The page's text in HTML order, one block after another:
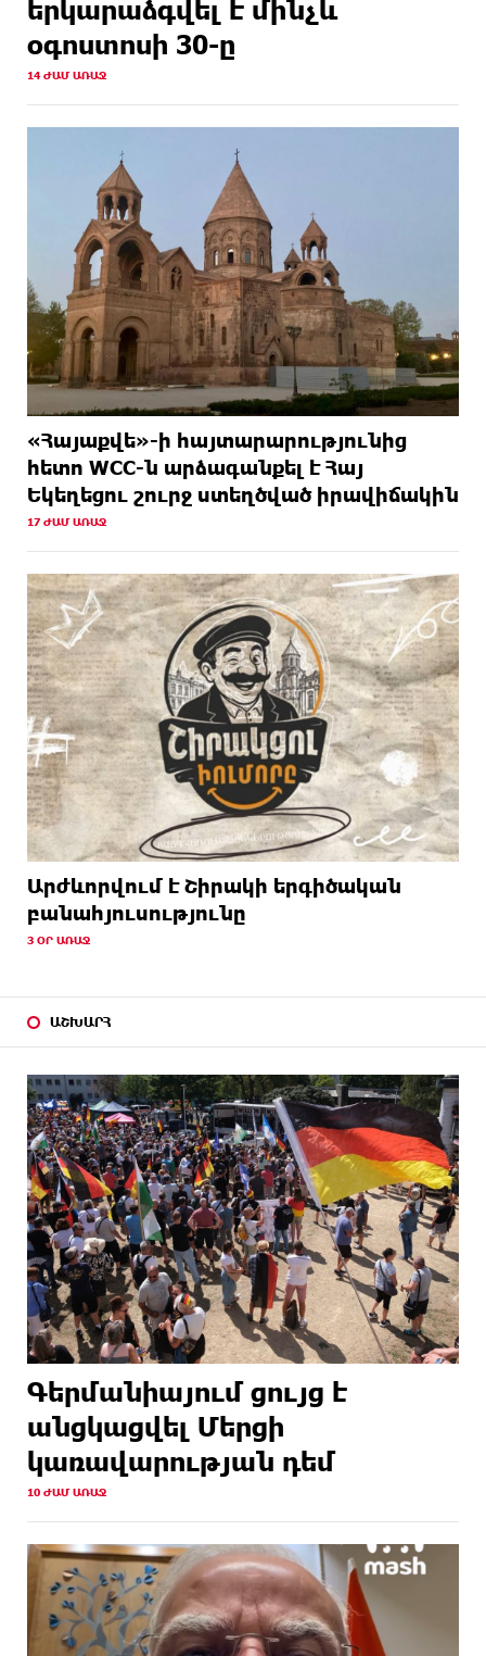
երկարաձգվել է մինչև
օգոստոսի 30-ը
14 ԺԱՄ ԱՌԱՋ
«Հայաքվե»-ի հայտարարությունից
հետո WCC-ն արձագանքել է Հայ
Եկեղեցու շուրջ ստեղծված իրավիճակին
17 ԺԱՄ ԱՌԱՋ
Արժևորվում է Շիրակի երգիծական
բանահյուսությունը
3 ՕՐ ԱՌԱՋ
ԱՇԽԱՐՀ
Գերմանիայում ցույց է
անցկացվել Մերցի
կառավարության դեմ
10 ԺԱՄ ԱՌԱՋ